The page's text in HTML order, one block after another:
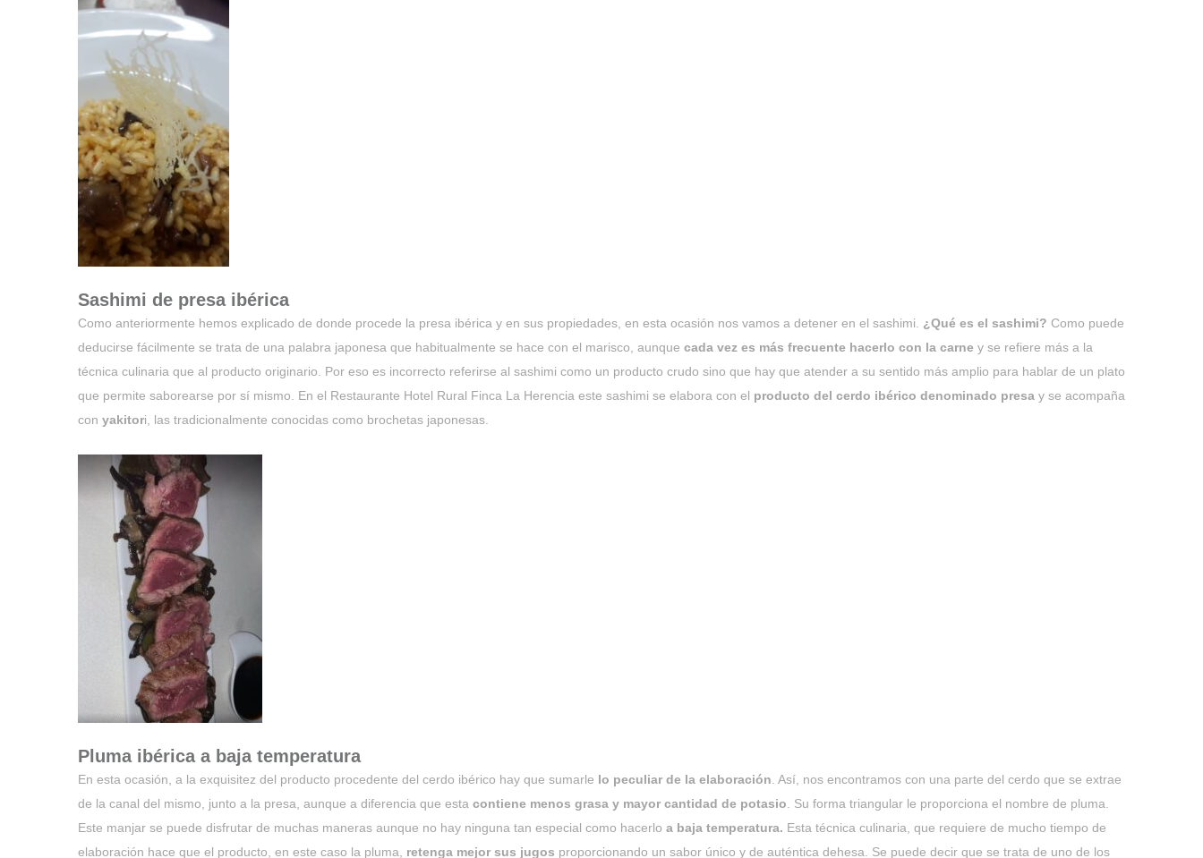
Sashimi de presa ibérica
Como anteriormente hemos explicado de donde procede la presa ibérica y en sus propiedades, en esta ocasión nos vamos a detener en el sashimi. ¿Qué es el sashimi? Como puede
deducirse fácilmente se trata de una palabra japonesa que habitualmente se hace con el marisco, aunque cada vez es más frecuente hacerlo con la carne y se refiere más a la
técnica culinaria que al producto originario. Por eso es incorrecto referirse al sashimi como un producto crudo sino que hay que atender a su sentido más amplio para hablar de un plato
que permite saborearse por sí mismo. En el Restaurante Hotel Rural Finca La Herencia este sashimi se elabora con el producto del cerdo ibérico denominado presa y se acompaña
con yakitori, las tradicionalmente conocidas como brochetas japonesas.
Pluma ibérica a baja temperatura
En esta ocasión, a la exquisitez del producto procedente del cerdo ibérico hay que sumarle lo peculiar de la elaboración . Así, nos encontramos con una parte del cerdo que se extrae
de la canal del mismo, junto a la presa, aunque a diferencia que esta contiene menos grasa y mayor cantidad de potasio . Su forma triangular le proporciona el nombre de pluma.
Este manjar se puede disfrutar de muchas maneras aunque no hay ninguna tan especial como hacerlo a baja temperatura. Esta técnica culinaria, que requiere de mucho tiempo de
elaboración hace que el producto, en este caso la pluma, retenga mejor sus jugos proporcionando un sabor único y de auténtica dehesa. Se puede decir que se trata de uno de los